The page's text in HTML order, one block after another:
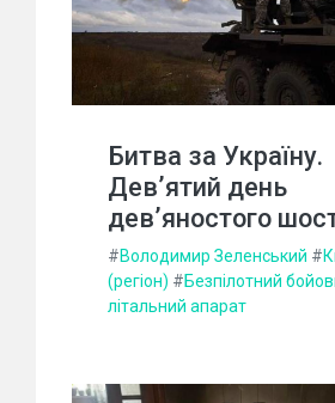
Битва за Україну.
Дев’ятий день
дев’яностого
#Володимир Зеленський #
(регіон) #Безпілотний
літальний апарат